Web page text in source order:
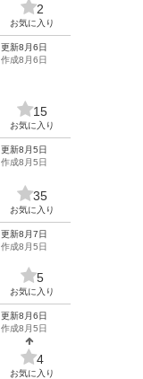
2
お気に入り
更新8月6日
作成8月6日
15
お気に入り
更新8月5日
作成8月5日
35
お気に入り
更新8月7日
作成8月5日
5
お気に入り
更新8月6日
作成8月5日
4
お気に入り